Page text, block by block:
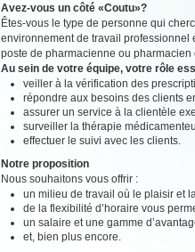
Avez-vous un côté «Coutu»?
Êtes-vous le type de personne qui
environnement de travail professionnel
poste de pharmacienne ou pharmacien
Au sein de votre équipe, votre rôle
veiller à la vérification des
répondre aux besoins des clients
assurer un service à la clientèle
surveiller la thérapie
effectuer le suivi avec les clients.
Notre proposition
Nous souhaitons vous offrir :
un milieu de travail où le plaisir et
de la flexibilité d’horaire vous
un salaire et une gamme
et, bien plus encore.